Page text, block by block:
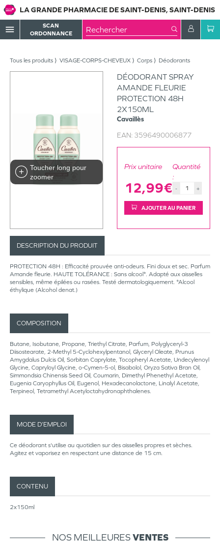
LA GRANDE PHARMACIE DE SAINT-DENIS, SAINT-DENIS
menu
SCAN
ORDONNANCE
Tous les produits VISAGE-CORPS-CHEVEUX Corps Déodorants
Toucher long pour
zoomer
DÉODORANT SPRAY
AMANDE FLEURIE
PROTECTION 48H
2X150ML
Cavaillès
EAN: 3596490006877
Prix unitaire
12,99€
Quantité
:
- +
AJOUTER AU PANIER
DESCRIPTION DU PRODUIT
PROTECTION 48H : Efficacité prouvée anti-odeurs. Fini doux et sec. Parfum
Amande fleurie. HAUTE TOLÉRANCE : Sans alcool*. Adapté aux aisselles
sensibles, même épilées ou rasées. Testé dermatologiquement. *Alcool
éthylique (Alcohol denat.)
COMPOSITION
Butane, Isobutane, Propane, Triethyl Citrate, Parfum, Polyglyceryl-3
Diisostearate, 2-Methyl 5-Cyclohexylpentanol, Glyceryl Oleate, Prunus
Amygdalus Dulcis Oil, Sorbitan Caprylate, Tocopheryl Acetate, Undecylenoyl
Glycine, Capryloyl Glycine, o-Cymen-5-ol, Bisabolol, Oryza Sativa Bran Oil,
Simmondsia Chinensis Seed Oil, Coumarin, Dimethyl Phenethyl Acetate,
Eugenia Caryophyllus Oil, Eugenol, Hexadecanolactone, Linalyl Acetate,
Terpineol, Tetramethyl Acetyloctahydronaphthalenes.
MODE D’EMPLOI
Ce déodorant s'utilise au quotidien sur des aisselles propres et sèches.
Agitez et vaporisez en respectant une distance de 15 cm.
CONTENU
2x150ml
NOS MEILLEURESVENTES